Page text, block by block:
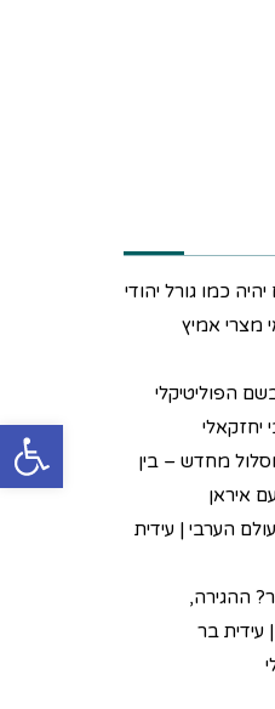
כמו גורל יהודי
מצרי אמיץ
הפוליטיקלי
יחזקאלי
מחדש – בין
איראן
הערבי | עידית
ההגירה,
עידית בר